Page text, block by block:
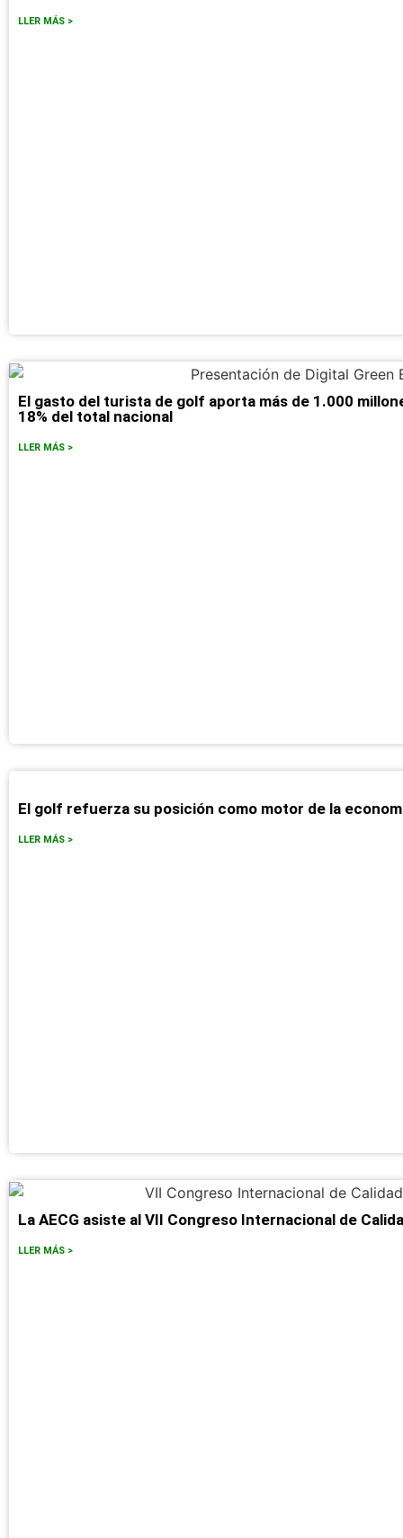
LLER MÁS >
El gasto del turista de golf aporta más de 1.000
18% del total nacional
LLER MÁS >
El golf refuerza su posición como motor de la
LLER MÁS >
La AECG asiste al VII Congreso Internacional de
LLER MÁS >